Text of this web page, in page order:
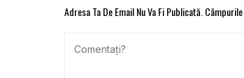
Adresa Ta De Email Nu Va Fi Publicată.